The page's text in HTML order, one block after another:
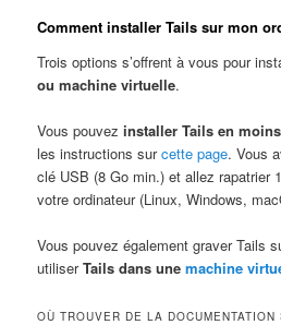
Comment installer Tails sur mon
Trois options s’offrent à vous pour
ou machine virtuelle.
Vous pouvezinstaller Tails en
les instructions surcette page. Vous
clé USB (8 Go min.) et allez rapatrier
votre ordinateur (Linux, Windows,
Vous pouvez également graver Tails
utiliserTails dans unemachine
OÙ TROUVER DE LA DOCUMENTATION